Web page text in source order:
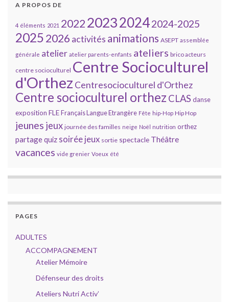
A PROPOS DE
4 éléments 2021 2022202320242024-2025
20252026 activités animations ASEPT assemblée
générale atelier atelier parents-enfants ateliers brico acteurs
centre socioculturel Centre Socioculturel
d'Orthez Centresocioculturel d'Orthez
Centre socioculturel orthez CLAS danse
exposition FLE Français Langue Etrangère Fête hip-Hop Hip Hop
jeunes jeux journée des familles neige Noël nutrition orthez
partagequiz soirée jeux sortie spectacle Théâtre
vacances vide grenier Voeux été
PAGES
ADULTES
ACCOMPAGNEMENT
Atelier Mémoire
Défenseur des droits
Ateliers Nutri Activ’